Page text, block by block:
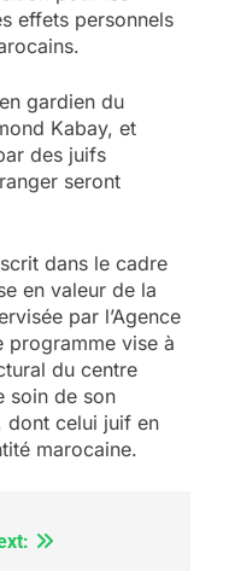
effets personnels
gardien du
Kabay, et
des juifs
seront
dans le cadre
en valeur de la
par l’Agence
programme vise à
du centre
soin de son
dont celui juif en
marocaine.
la plus
selon le
contre
ET RÉSILIENTE :